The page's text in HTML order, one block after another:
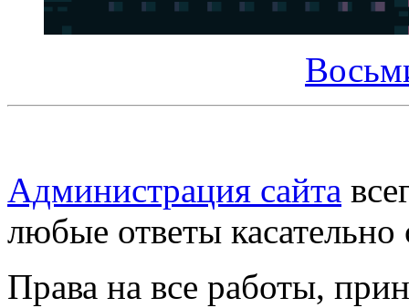
Администрация сайта
любые ответы касательно
Права на все работы,